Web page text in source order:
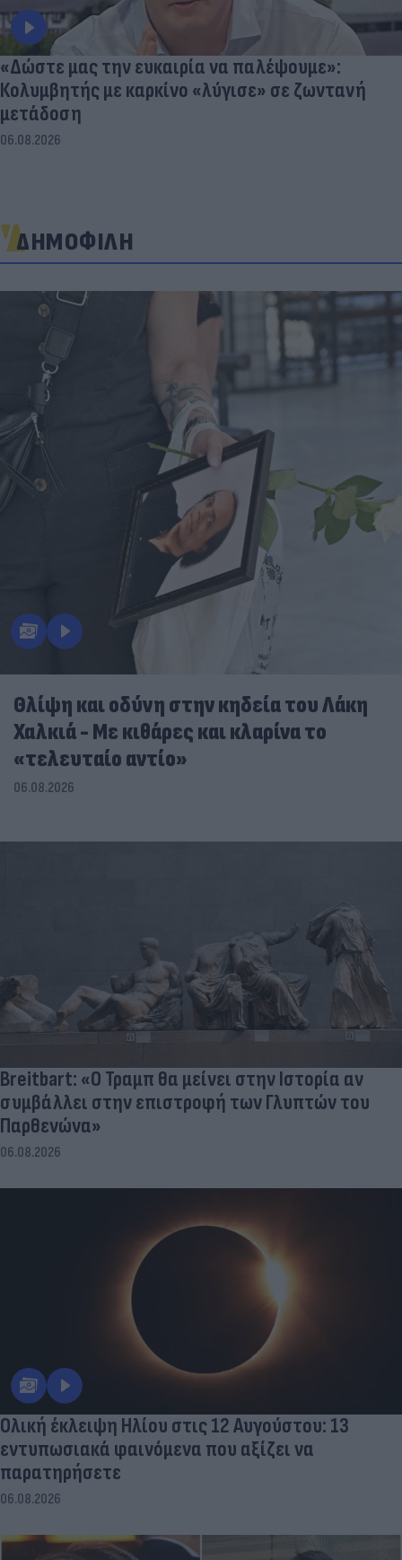
«Δώστε μας την ευκαιρία να παλέψουμε»:
Κολυμβητής με καρκίνο «λύγισε» σε ζωντανή
μετάδοση
06.08.2026
ΔΗΜΟΦΙΛΗ
Θλίψη και οδύνη στην κηδεία του Λάκη
Χαλκιά - Με κιθάρες και κλαρίνα το
«τελευταίο αντίο»
06.08.2026
Breitbart: «Ο Τραμπ θα μείνει στην Ιστορία αν
συμβάλλει στην επιστροφή των Γλυπτών του
Παρθενώνα»
06.08.2026
Ολική έκλειψη Ηλίου στις 12 Αυγούστου: 13
εντυπωσιακά φαινόμενα που αξίζει να
παρατηρήσετε
06.08.2026